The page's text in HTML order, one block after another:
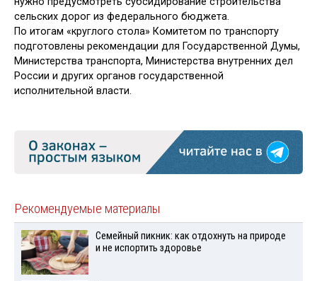
сельских дорог из федерального бюджета.
По итогам «круглого стола» Комитетом по транспорту
подготовлены рекомендации для Государственной Думы,
Министерства транспорта, Министерства внутренних дел
России и других органов государственной
исполнительной власти.
Рекомендуемые материалы
Семейный пикник: как отдохнуть на природе
и не испортить здоровье